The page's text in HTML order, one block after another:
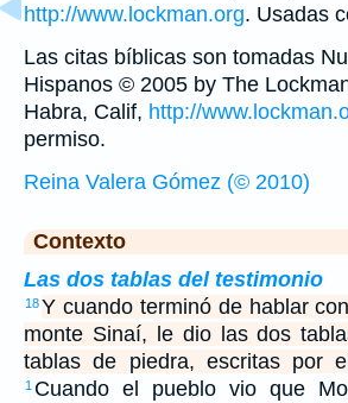
http://www.lockman.org. Usadas
Las citas bíblicas son tomadas
Hispanos © 2005 by The
Habra, Calif, http://
permiso.
Reina Valera Gómez (© 2010)
Contexto
Las dos tablas del testimonio
18Y cuando terminó de hablar
monte Sinaí, le dio las dos
tablas de piedra, escritas por
1 Cuando el pueblo vio que